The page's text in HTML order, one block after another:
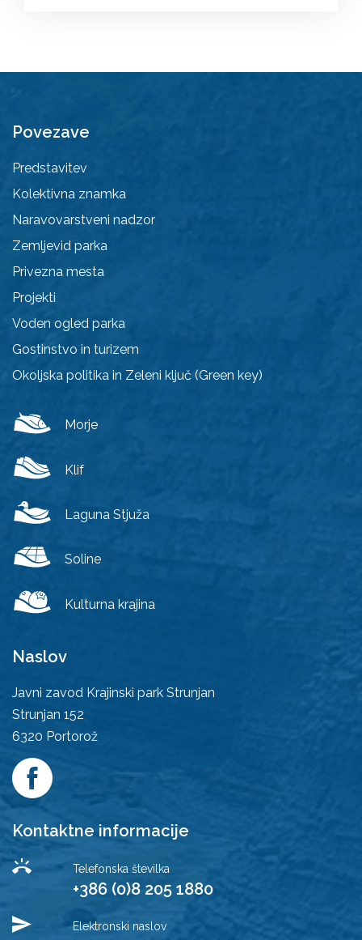
Povezave
Predstavitev
Kolektivna znamka
Naravovarstveni nadzor
Zemljevid parka
Privezna mesta
Projekti
Voden ogled parka
Gostinstvo in turizem
Okoljska politika in Zeleni ključ (Green key)
Morje
Klif
Laguna Stjuža
Soline
Kulturna krajina
Naslov
Javni zavod Krajinski park Strunjan
Strunjan 152
6320 Portorož
Kontaktne informacije
Telefonska številka
+386 (0)8 205 1880
Elektronski naslov